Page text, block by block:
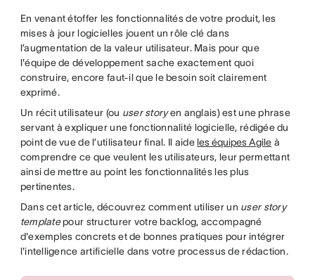
En venant étoffer les fonctionnalités de votre produit, les
mises à jour logicielles jouent un rôle clé dans
l’augmentation de la valeur utilisateur. Mais pour que
l'équipe de développement sache exactement quoi
construire, encore faut-il que le besoin soit clairement
exprimé.
Un récit utilisateur (ou user storyen anglais) est une phrase
servant à expliquer une fonctionnalité logicielle, rédigée du
point de vue de l’utilisateur final. Il aide les équipes Agile à
comprendre ce que veulent les utilisateurs, leur permettant
ainsi de mettre au point les fonctionnalités les plus
pertinentes.
Dans cet article, découvrez comment utiliser un user story
templatepour structurer votre backlog, accompagné
d'exemples concrets et de bonnes pratiques pour intégrer
l'intelligence artificielle dans votre processus de rédaction.